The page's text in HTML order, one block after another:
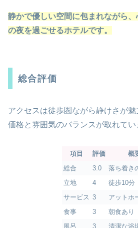
静かで優しい空間に包まれながら
の夜を過ごせるホテルです。
総合評価
アクセスは徒歩圏ながら静けさが魅
価格と雰囲気のバランスが取れてい
項目 評価
概
総合
3.0
落ち着き
立地
4
徒歩10分
サービス 3
アットホ
食事
3
朝食あり
風呂
3 清潔な浴